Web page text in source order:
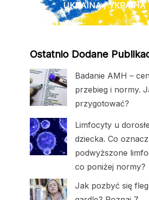
UKRAINA / УКРАЇНА
Ostatnio Dodane
Badanie AMH –
przebieg i normy.
przygotować?
Limfocyty u
dziecka. Co
podwyższone
co poniżej normy?
Jak pozbyć się